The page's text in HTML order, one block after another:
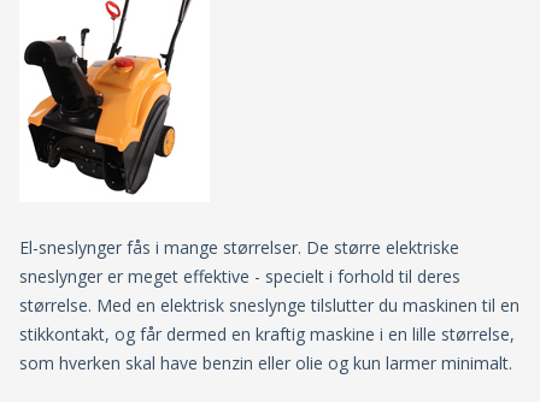
El-sneslynger fås i mange størrelser. De større elektriske
sneslynger er meget effektive - specielt i forhold til deres
størrelse. Med en elektrisk sneslynge tilslutter du maskinen til en
stikkontakt, og får dermed en kraftig maskine i en lille størrelse,
som hverken skal have benzin eller olie og kun larmer minimalt.